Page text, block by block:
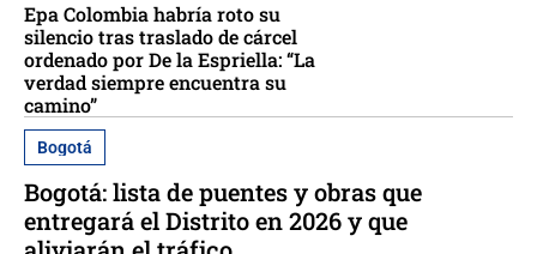
Epa Colombia habría roto su
silencio tras traslado de cárcel
ordenado por De la Espriella: “La
verdad siempre encuentra su
camino”
Bogotá
Bogotá: lista de puentes y obras que
entregará el Distrito en 2026 y que